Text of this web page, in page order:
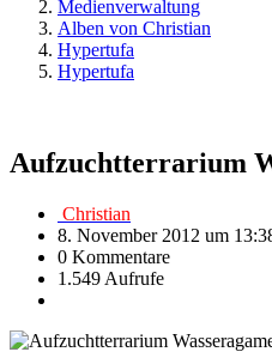
Medienverwaltung
Alben von Christian
Hypertufa
Hypertufa
Aufzuchtterrarium
Christian
8. November 2012 um
0 Kommentare
1.549 Aufrufe